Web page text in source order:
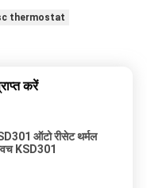
thermostat
करें
ऑटो रीसेट थर्मल
KSD301